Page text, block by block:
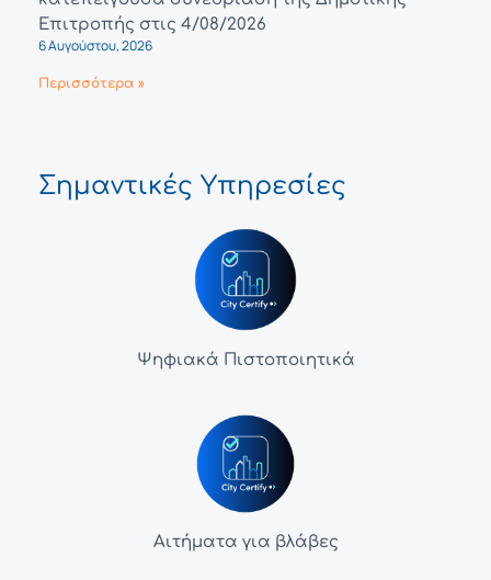
Επιτροπής στις 4/08/2026
6 Αυγούστου, 2026
Περισσότερα »
Σημαντικές Υπηρεσίες
Ψηφιακά Πιστοποιητικά
Αιτήματα για βλάβες